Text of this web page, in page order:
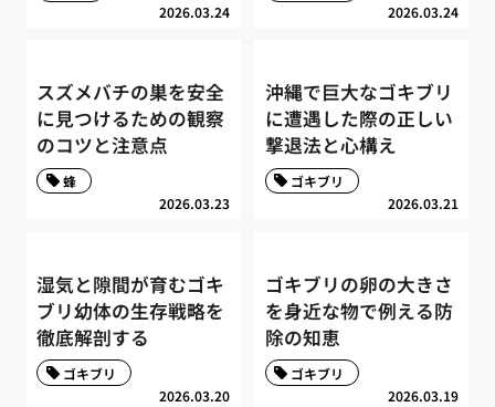
2026.03.24 2026.03.24
スズメバチの巣を安全
に見つけるための観察
のコツと注意点
2026.03.23
蜂
沖縄で巨大なゴキブリ
に遭遇した際の正しい
撃退法と心構え
2026.03.21
ゴキブリ
湿気と隙間が育むゴキ
ブリ幼体の生存戦略を
徹底解剖する
2026.03.20
ゴキブリ
ゴキブリの卵の大きさ
を身近な物で例える防
除の知恵
2026.03.19
ゴキブリ